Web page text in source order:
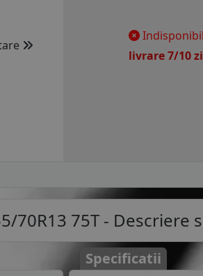
Indisponibil
livrare 7/10
70R13 75T - Descriere
Specificatii